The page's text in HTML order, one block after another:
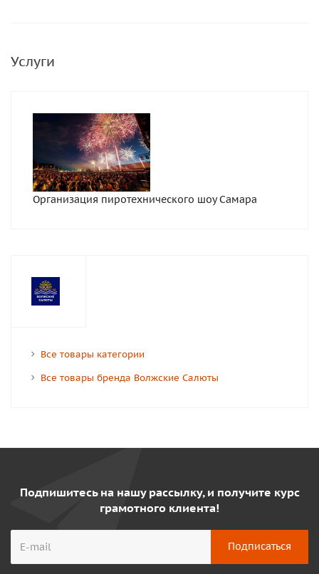
Услуги
Организация пиротехнического шоу Самара
Все товары категории
Все товары бренда Волжские Салюты
Подпишитесь на нашу рассылку, и получите курс
грамотного клиента!